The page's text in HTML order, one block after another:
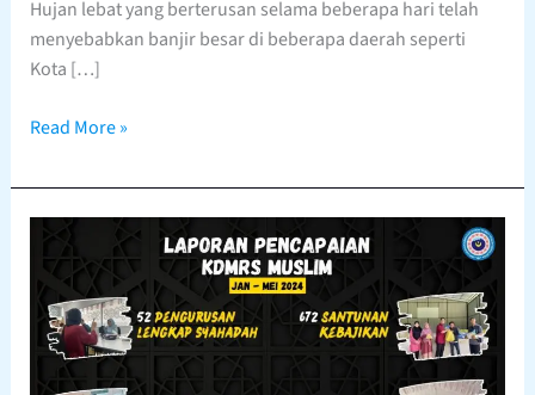
Hujan lebat yang berterusan selama beberapa hari telah
menyebabkan banjir besar di beberapa daerah seperti
Kota […]
Read More »
PENCAPAIAN
KDMRS
MUSLIM
JAN